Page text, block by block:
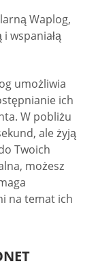
Waplog,
wspaniałą
umożliwia
ich
W pobliżu
ale żyją
Twoich
możesz
na temat ich